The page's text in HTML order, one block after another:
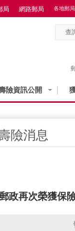
局 網路郵局 各地郵局
查
險資訊公開
險消息
政再次榮獲保